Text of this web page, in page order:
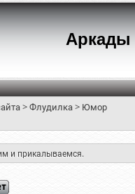
Аркады
>Флудилка> Юмор
и прикалываемся.